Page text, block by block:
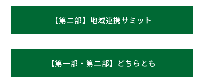
【第二部】地域連携サミット
【第一部・第二部】どちらとも